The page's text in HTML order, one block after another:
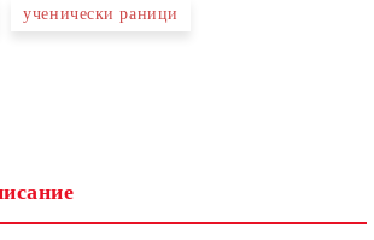
ученически раници